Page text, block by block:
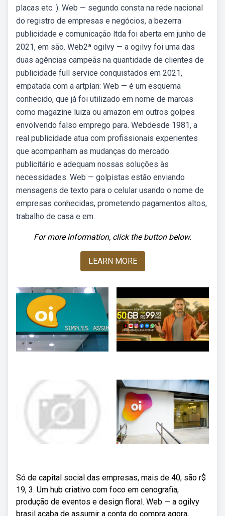
placas etc. ). Web — segundo consta na rede nacional
do registro de empresas e negócios, a bezerra
publicidade e comunicação ltda foi aberta em junho de
2021, em são. Web2ª ogilvy — a ogilvy foi uma das
duas agências campeãs na quantidade de clientes de
publicidade full service conquistados em 2021,
empatada com a artplan: Web — é um esquema
conhecido, que já foi utilizado em nome de marcas
como magazine luiza ou amazon em outros golpes
envolvendo falso emprego para. Webdesde 1981, a
real publicidade atua com profissionais experientes
que acompanham as mudanças do mercado
publicitário e adequam nossas soluções às
necessidades. Web — golpistas estão enviando
mensagens de texto para o celular usando o nome de
empresas conhecidas, prometendo pagamentos altos,
trabalho de casa e em.
For more information, click the button below.
LEARN MORE
Só de capital social das empresas, mais de 40, são r$
19, 3. Um hub criativo com foco em cenografia,
produção de eventos e design floral. Web — a ogilvy
brasil acaba de assumir a conta do compra agora,